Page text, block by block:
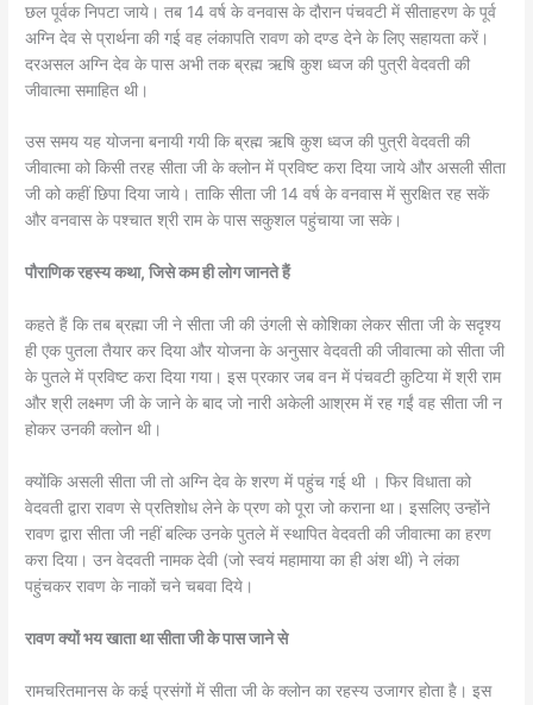
छल पूर्वक निपटा जाये। तब 14 वर्ष के वनवास के दौरान पंचवटी में सीताहरण के पूर्व
अग्नि देव से प्रार्थना की गई वह लंकापति रावण को दण्ड देने के लिए सहायता करें।
दरअसल अग्नि देव के पास अभी तक ब्रह्म ऋषि कुश ध्वज की पुत्री वेदवती की
जीवात्मा समाहित थी।
उस समय यह योजना बनायी गयी कि ब्रह्म ऋषि कुश ध्वज की पुत्री वेदवती की
जीवात्मा को किसी तरह सीता जी के क्लोन में प्रविष्ट करा दिया जाये और असली सीता
जी को कहीं छिपा दिया जाये। ताकि सीता जी 14 वर्ष के वनवास में सुरक्षित रह सकें
और वनवास के पश्चात श्री राम के पास सकुशल पहुंचाया जा सके।
पौराणिक रहस्य कथा, जिसे कम ही लोग जानते हैं
कहते हैं कि तब ब्रह्मा जी ने सीता जी की उंगली से कोशिका लेकर सीता जी के सदृश्य
ही एक पुतला तैयार कर दिया और योजना के अनुसार वेदवती की जीवात्मा को सीता जी
के पुतले में प्रविष्ट करा दिया गया। इस प्रकार जब वन में पंचवटी कुटिया में श्री राम
और श्री लक्ष्मण जी के जाने के बाद जो नारी अकेली आश्रम में रह गईं वह सीता जी न
होकर उनकी क्लोन थी।
क्योंकि असली सीता जी तो अग्नि देव के शरण में पहुंच गई थी । फिर विधाता को
वेदवती द्वारा रावण से प्रतिशोध लेने के प्रण को पूरा जो कराना था। इसलिए उन्होंने
रावण द्वारा सीता जी नहीं बल्कि उनके पुतले में स्थापित वेदवती की जीवात्मा का हरण
करा दिया। उन वेदवती नामक देवी (जो स्वयं महामाया का ही अंश थीं) ने लंका
पहुंचकर रावण के नाकों चने चबवा दिये।
रावण क्यों भय खाता था सीता जी के पास जाने से
रामचरितमानस के कई प्रसंगों में सीता जी के क्लोन का रहस्य उजागर होता है। इस